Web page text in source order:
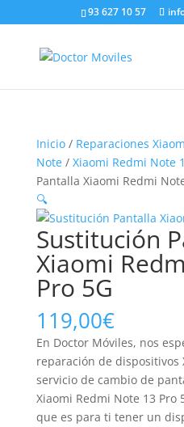
93 627 10 57
Inicio/ Reparaciones
Note/ Xiaomi Redmi Note
Pantalla Xiaomi Redmi
🔍
Sustitución
Xiaomi
Pro 5G
119,00€
En Doctor Móviles, nos
reparación de dispositivos
servicio de cambio de
Xiaomi Redmi Note 13 Pro
que es para ti tener un